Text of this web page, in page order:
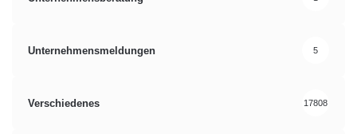
Unternehmensmeldungen 5
Verschiedenes 17808